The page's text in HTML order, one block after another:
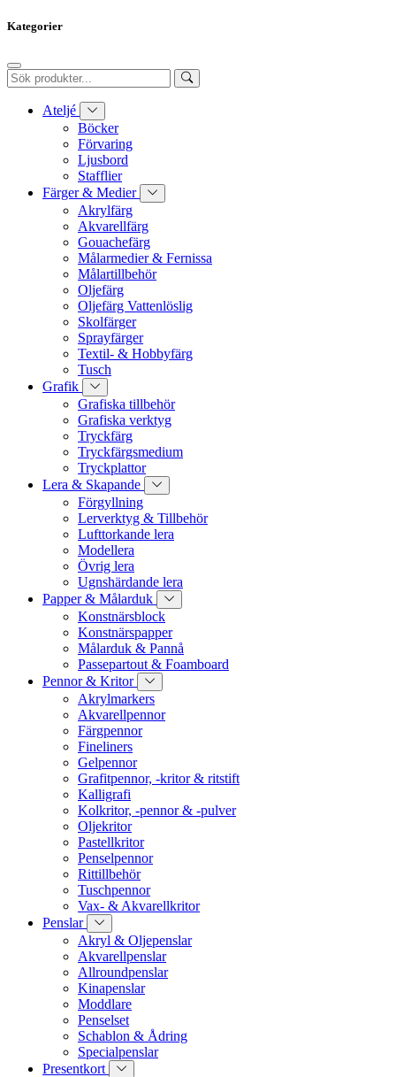
Kategorier
Ateljé
Böcker
Förvaring
Ljusbord
Stafflier
Färger & Medier
Akrylfärg
Akvarellfärg
Gouachefärg
Målarmedier & Fernissa
Målartillbehör
Oljefärg
Oljefärg Vattenlöslig
Skolfärger
Sprayfärger
Textil- & Hobbyfärg
Tusch
Grafik
Grafiska tillbehör
Grafiska verktyg
Tryckfärg
Tryckfärgsmedium
Tryckplattor
Lera & Skapande
Förgyllning
Lerverktyg & Tillbehör
Lufttorkande lera
Modellera
Övrig lera
Ugnshärdande lera
Papper & Målarduk
Konstnärsblock
Konstnärspapper
Målarduk & Pannå
Passepartout & Foamboard
Pennor & Kritor
Akrylmarkers
Akvarellpennor
Färgpennor
Fineliners
Gelpennor
Grafitpennor, -kritor & ritstift
Kalligrafi
Kolkritor, -pennor & -pulver
Oljekritor
Pastellkritor
Penselpennor
Rittillbehör
Tuschpennor
Vax- & Akvarellkritor
Penslar
Akryl & Oljepenslar
Akvarellpenslar
Allroundpenslar
Kinapenslar
Moddlare
Penselset
Schablon & Ådring
Specialpenslar
Presentkort